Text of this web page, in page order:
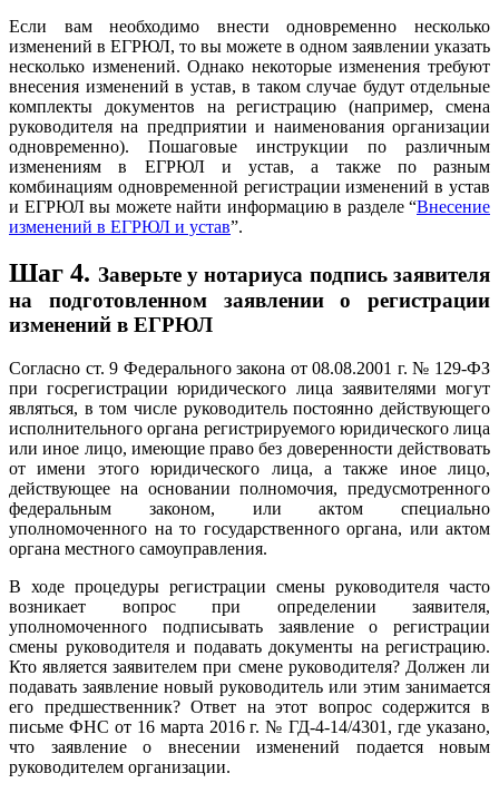
Если вам необходимо внести одновременно несколько
изменений в ЕГРЮЛ, то вы можете в одном заявлении указать
несколько изменений. Однако некоторые изменения требуют
внесения изменений в устав, в таком случае будут отдельные
комплекты документов на регистрацию (например, смена
руководителя на предприятии и наименования организации
одновременно). Пошаговые инструкции по различным
изменениям в ЕГРЮЛ и устав, а также по разным
комбинациям одновременной регистрации изменений в устав
и ЕГРЮЛ вы можете найти информацию в разделе “Внесение
изменений в ЕГРЮЛ и устав”.
Шаг 4. Заверьте у нотариуса подпись заявителя
на подготовленном заявлении о регистрации
изменений в ЕГРЮЛ
Согласно ст. 9 Федерального закона от 08.08.2001 г. № 129-ФЗ
при госрегистрации юридического лица заявителями могут
являться, в том числе руководитель постоянно действующего
исполнительного органа регистрируемого юридического лица
или иное лицо, имеющие право без доверенности действовать
от имени этого юридического лица, а также иное лицо,
действующее на основании полномочия, предусмотренного
федеральным законом, или актом специально
уполномоченного на то государственного органа, или актом
органа местного самоуправления.
В ходе процедуры регистрации смены руководителя часто
возникает вопрос при определении заявителя,
уполномоченного подписывать заявление о регистрации
смены руководителя и подавать документы на регистрацию.
Кто является заявителем при смене руководителя? Должен ли
подавать заявление новый руководитель или этим занимается
его предшественник? Ответ на этот вопрос содержится в
письме ФНС от 16 марта 2016 г. № ГД-4-14/4301, где указано,
что заявление о внесении изменений подается новым
руководителем организации.